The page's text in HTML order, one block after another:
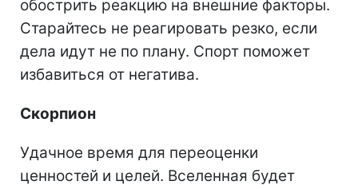
обострить реакцию на внешние факторы.
Старайтесь не реагировать резко, если
дела идут не по плану. Спорт поможет
избавиться от негатива.
Скорпион
Удачное время для переоценки
ценностей и целей. Вселенная будет